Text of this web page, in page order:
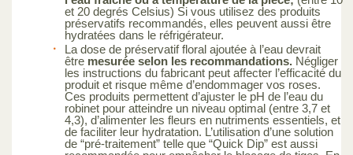
et 20 degrés Celsius) Si vous utilisez des produits
préservatifs recommandés, elles peuvent aussi être
hydratées dans le réfrigérateur.
La dose de préservatif floral ajoutée à l’eau devrait
être mesurée selon les recommandations. Négliger
les instructions du fabricant peut affecter l’efficacité du
produit et risque même d’endommager vos roses.
Ces produits permettent d’ajuster le pH de l’eau du
robinet pour atteindre un niveau optimal (entre 3,7 et
4,3), d’alimenter les fleurs en nutriments essentiels, et
de faciliter leur hydratation. L’utilisation d’une solution
de “pré-traitement” telle que “Quick Dip” est aussi